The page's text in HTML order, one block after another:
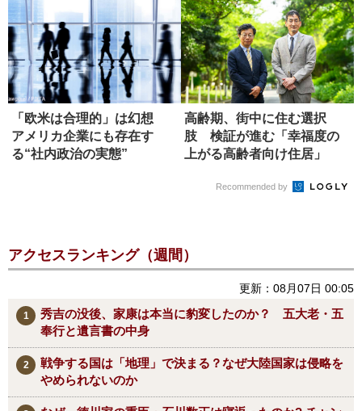
「欧米は合理的」は幻想
アメリカ企業にも存在す
る“社内政治の実態”
高齢期、街中に住む選択
肢 検証が進む「幸福度の
上がる高齢者向け住居」
Recommended by
アクセスランキング（週間）
更新：08月07日 00:05
秀吉の没後、家康は本当に豹変したのか？ 五大老・五
奉行と遺言書の中身
戦争する国は「地理」で決まる？なぜ大陸国家は侵略を
やめられないのか